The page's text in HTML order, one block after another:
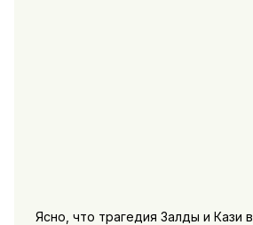
Ясно, что трагедия Залды и Кази